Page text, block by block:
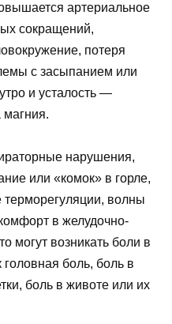
артериальное
сокращений,
потеря
с засыпанием или
и усталость —
нарушения,
или «комок» в горле,
терморегуляции, волны
в желудочно-
могут возникать боли в
головная боль, боль в
боль в животе или их